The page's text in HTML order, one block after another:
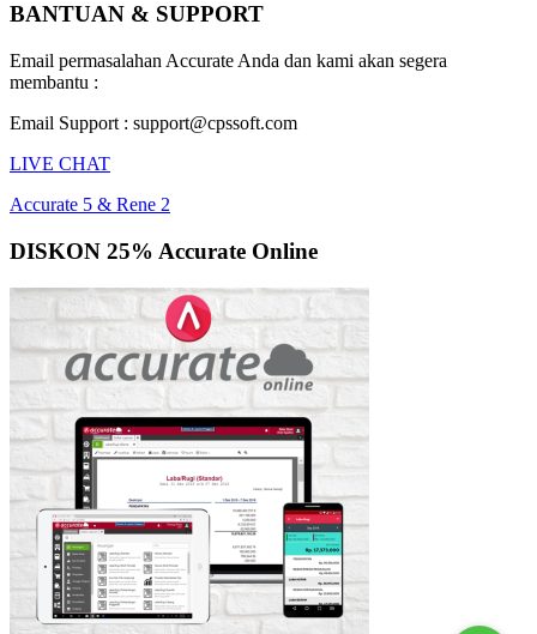
BANTUAN & SUPPORT
Email permasalahan Accurate Anda dan kami akan segera
membantu :
Email Support : support@cpssoft.com
LIVE CHAT
Accurate 5 & Rene 2
DISKON 25% Accurate Online